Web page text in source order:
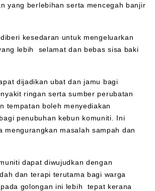
yang berlebihan serta mencegah banjir
kesedaran untuk mengeluarkan
lebih selamat dan bebas sisa baki
dijadikan ubat dan jamu bagi
ringan serta sumber perubatan
tempatan boleh menyediakan
penubuhan kebun komuniti. Ini
mengurangkan masalah sampah dan
dapat diwujudkan dengan
dan terapi terutama bagi warga
golongan ini lebih tepat kerana